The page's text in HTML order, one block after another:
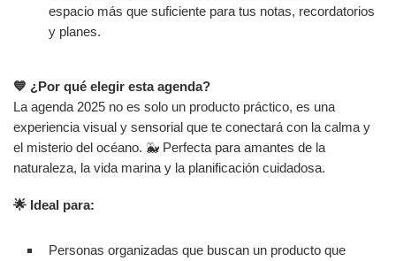
espacio más que suficiente para tus notas, recordatorios
y planes.
💙 ¿Por qué elegir esta agenda?
La agenda 2025 no es solo un producto práctico, es una
experiencia visual y sensorial que te conectará con la calma y
el misterio del océano. 🐳 Perfecta para amantes de la
naturaleza, la vida marina y la planificación cuidadosa.
🌟 Ideal para:
Personas organizadas que buscan un producto que